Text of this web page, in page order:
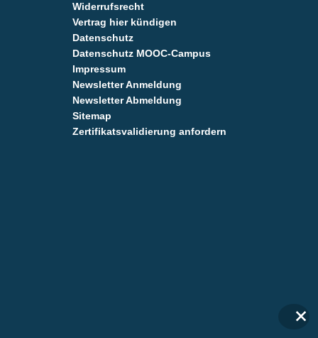
Widerrufsrecht
Vertrag hier kündigen
Datenschutz
Datenschutz MOOC-Campus
Impressum
Newsletter Anmeldung
Newsletter Abmeldung
Sitemap
Zertifikatsvalidierung anfordern
✕
✕